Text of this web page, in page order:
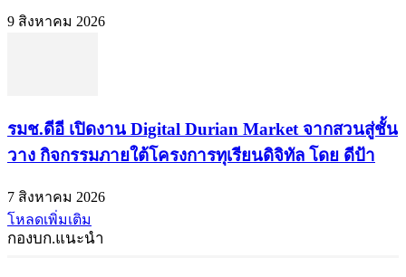
9 สิงหาคม 2026
รมช.ดีอี เปิดงาน Digital Durian Market จากสวนสู่ชั้น
วาง กิจกรรมภายใต้โครงการทุเรียนดิจิทัล โดย ดีป้า
7 สิงหาคม 2026
โหลดเพิ่มเติม
กองบก.แนะนำ